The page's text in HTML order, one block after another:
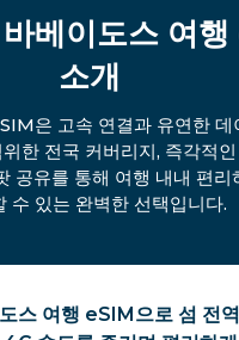
베이도스 여행
소개
은 고속 연결과 유연한 데
한 전국 커버리지, 즉각적
공유를 통해 여행 내내 편리
수 있는 완벽한 선택입니다.
스 여행 eSIM으로 섬 전